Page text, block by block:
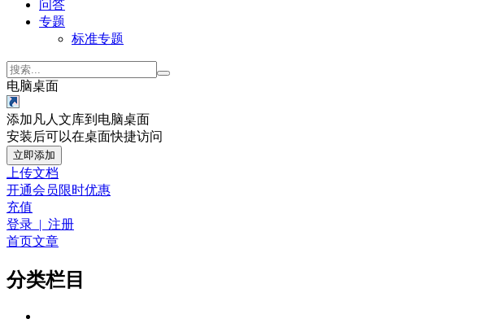
问答
专题
标准专题
电脑桌面
添加凡人文库到电脑桌面
安装后可以在桌面快捷访问
立即添加
上传文档
开通会员限时优惠
充值
登录 | 注册
首页文章
分类栏目